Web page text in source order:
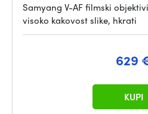
Samyang V-AF filmski
visoko kakovost slike, hkrati
629
KUPI